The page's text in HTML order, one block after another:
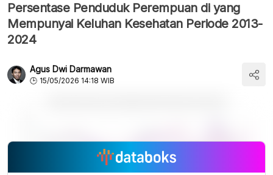
Persentase Penduduk Perempuan di yang
Mempunyai Keluhan Kesehatan Periode 2013-
2024
Agus Dwi Darmawan
15/05/2026 14:18 WIB